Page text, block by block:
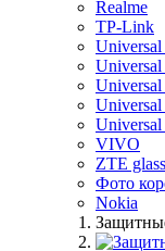
Realme
TP-Link
VIVO
ZTE glass
Фото
Nokia